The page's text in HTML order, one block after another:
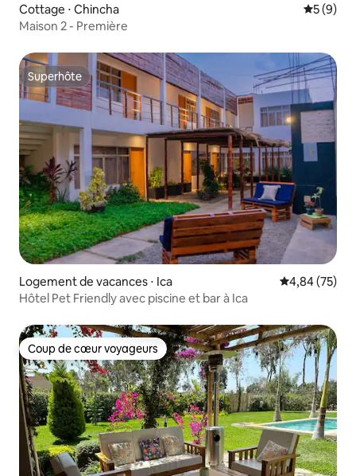
Cottage ⋅ Chincha
5 (9)
Maison 2 - Première
Superhôte
Superhôte
Logement de vacances ⋅ Ica Évaluation
4,84 (75)
Hôtel Pet Friendly avec piscine et bar à Ica
Coup de cœur voyageurs
Coup de cœur voyageurs